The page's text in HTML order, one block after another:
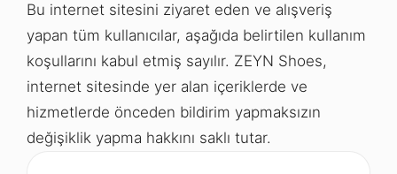
Bu internet sitesini ziyaret eden ve alışveriş
yapan tüm kullanıcılar, aşağıda belirtilen kullanım
koşullarını kabul etmiş sayılır. ZEYN Shoes,
internet sitesinde yer alan içeriklerde ve
hizmetlerde önceden bildirim yapmaksızın
değişiklik yapma hakkını saklı tutar.